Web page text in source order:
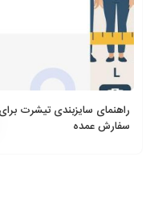
راهنمای سایزبندی تیشرت برای
سفارش عمده